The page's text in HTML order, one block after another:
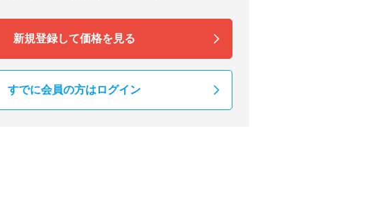
新規登録して価格を見る
すでに会員の方はログイン